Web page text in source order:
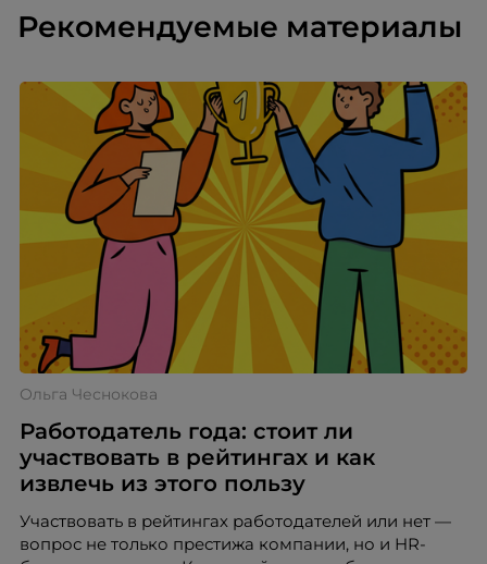
Рекомендуемые материалы
Ольга Чеснокова
Работодатель года: стоит ли
участвовать в рейтингах и как
извлечь из этого пользу
Участвовать в рейтингах работодателей или нет —
вопрос не только престижа компании, но и HR-